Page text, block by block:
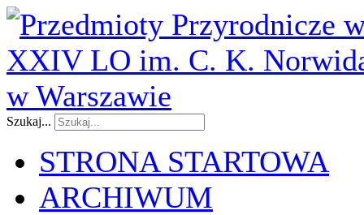
Szukaj...
STRONA STARTOWA
ARCHIWUM